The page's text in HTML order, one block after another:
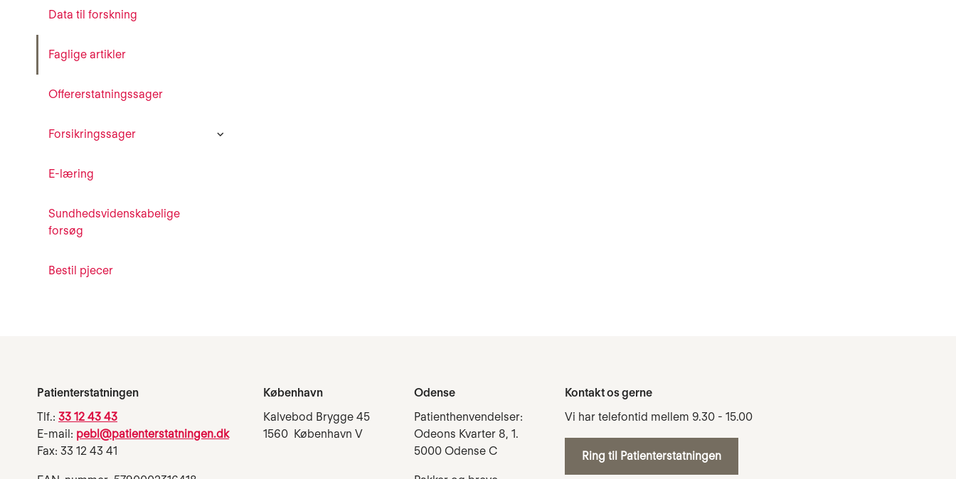
Data til forskning
Faglige artikler
Offererstatningssager
Forsikringssager
E-læring
Sundhedsvidenskabelige
forsøg
Bestil pjecer
Patienterstatningen
Tlf.: 33 12 43 43
E-mail: pebl@patienterstatningen.dk
Fax: 33 12 43 41
København
Kalvebod Brygge 45
1560 København V
Odense
Patienthenvendelser:
Odeons Kvarter 8, 1.
5000 Odense C
Kontakt os gerne
Vi har telefontid mellem 9.30 - 15.00
Ring til Patienterstatningen